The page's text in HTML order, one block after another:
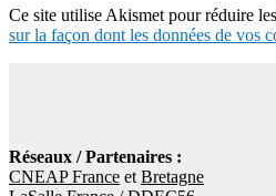
Ce site utilise Akismet pour réduire
sur la façon dont les données de vos
Réseaux / Partenaires :
CNEAP France et Bretagne